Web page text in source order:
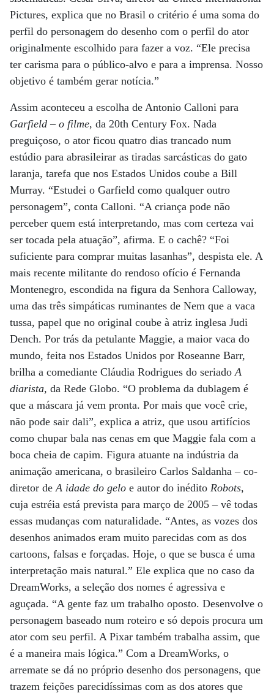
Pictures, explica que no Brasil o critério é uma soma do
perfil do personagem do desenho com o perfil do ator
originalmente escolhido para fazer a voz. “Ele precisa
ter carisma para o público-alvo e para a imprensa. Nosso
objetivo é também gerar notícia.”
Assim aconteceu a escolha de Antonio Calloni para
Garfield – o filme, da 20th Century Fox. Nada
preguiçoso, o ator ficou quatro dias trancado num
estúdio para abrasileirar as tiradas sarcásticas do gato
laranja, tarefa que nos Estados Unidos coube a Bill
Murray. “Estudei o Garfield como qualquer outro
personagem”, conta Calloni. “A criança pode não
perceber quem está interpretando, mas com certeza vai
ser tocada pela atuação”, afirma. E o cachê? “Foi
suficiente para comprar muitas lasanhas”, despista ele. A
mais recente militante do rendoso ofício é Fernanda
Montenegro, escondida na figura da Senhora Calloway,
uma das três simpáticas ruminantes de Nem que a vaca
tussa, papel que no original coube à atriz inglesa Judi
Dench. Por trás da petulante Maggie, a maior vaca do
mundo, feita nos Estados Unidos por Roseanne Barr,
brilha a comediante Cláudia Rodrigues do seriado A
diarista, da Rede Globo. “O problema da dublagem é
que a máscara já vem pronta. Por mais que você crie,
não pode sair dali”, explica a atriz, que usou artifícios
como chupar bala nas cenas em que Maggie fala com a
boca cheia de capim. Figura atuante na indústria da
animação americana, o brasileiro Carlos Saldanha – co-
diretor deA idade do gelo e autor do inédito Robots,
cuja estréia está prevista para março de 2005 – vê todas
essas mudanças com naturalidade. “Antes, as vozes dos
desenhos animados eram muito parecidas com as dos
cartoons, falsas e forçadas. Hoje, o que se busca é uma
interpretação mais natural.” Ele explica que no caso da
DreamWorks, a seleção dos nomes é agressiva e
aguçada. “A gente faz um trabalho oposto. Desenvolve o
personagem baseado num roteiro e só depois procura um
ator com seu perfil. A Pixar também trabalha assim, que
é a maneira mais lógica.” Com a DreamWorks, o
arremate se dá no próprio desenho dos personagens, que
trazem feições parecidíssimas com as dos atores que